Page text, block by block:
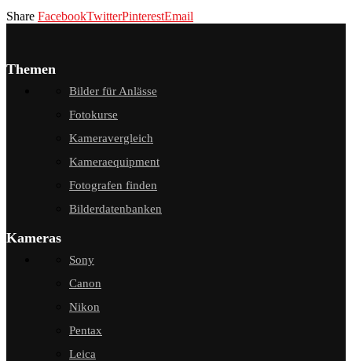
Share FacebookTwitterPinterestEmail
Themen
Bilder für Anlässe
Fotokurse
Kameravergleich
Kameraequipment
Fotografen finden
Bilderdatenbanken
Kameras
Sony
Canon
Nikon
Pentax
Leica